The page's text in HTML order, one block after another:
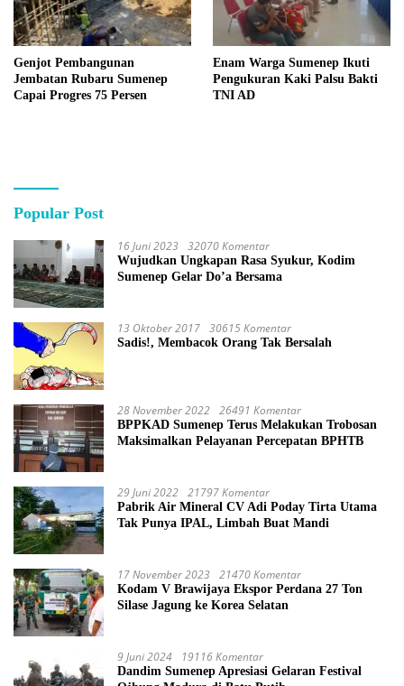
Genjot Pembangunan
Jembatan Rubaru Sumenep
Capai Progres 75 Persen
Enam Warga Sumenep Ikuti
Pengukuran Kaki Palsu Bakti
TNI AD
Popular Post
16 Juni 2023 32070 Komentar
Wujudkan Ungkapan Rasa Syukur, Kodim
Sumenep Gelar Do’a Bersama
13 Oktober 2017 30615 Komentar
Sadis!, Membacok Orang Tak Bersalah
28 November 2022 26491 Komentar
BPPKAD Sumenep Terus Melakukan Trobosan
Maksimalkan Pelayanan Percepatan BPHTB
29 Juni 2022 21797 Komentar
Pabrik Air Mineral CV Adi Poday Tirta Utama
Tak Punya IPAL, Limbah Buat Mandi
17 November 2023 21470 Komentar
Kodam V Brawijaya Ekspor Perdana 27 Ton
Silase Jagung ke Korea Selatan
9 Juni 2024 19116 Komentar
Dandim Sumenep Apresiasi Gelaran Festival